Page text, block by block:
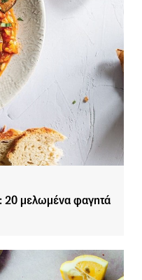
20 μελωμένα φαγητά